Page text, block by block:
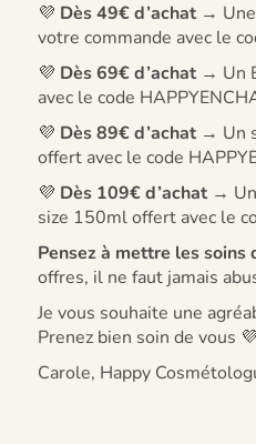
💜 Dès 49€ d’achat → Une
votre commande avec le
💜 Dès 69€ d’achat → Un
avec le code
💜 Dès 89€ d’achat → Un
offert avec le code
💜 Dès 109€ d’achat →
size 150ml offert avec le
Pensez à mettre les soins
offres, il ne faut jamais
Je vous souhaite une
Prenez bien soin de vous 💜
Carole, Happy